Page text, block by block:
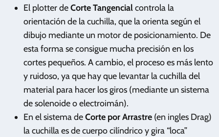
El plotter deCorte Tangencialcontrola la
orientación de la cuchilla, que la orienta según el
dibujo mediante un motor de posicionamiento. De
esta forma se consigue mucha precisión en los
cortes pequeños. A cambio, el proceso es más lento
y ruidoso, ya que hay que levantar la cuchilla del
material para hacer los giros (mediante un sistema
de solenoide o electroimán).
En el sistema deCorte por Arrastre (en ingles Drag)
la cuchilla es de cuerpo cilíndrico y gira “loca”